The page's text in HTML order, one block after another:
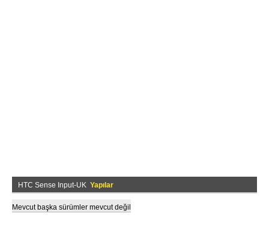
HTC Sense Input-UK Yapılar
Mevcut başka sürümler mevcut değil